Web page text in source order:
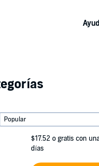
$17.52 o gratis con
días